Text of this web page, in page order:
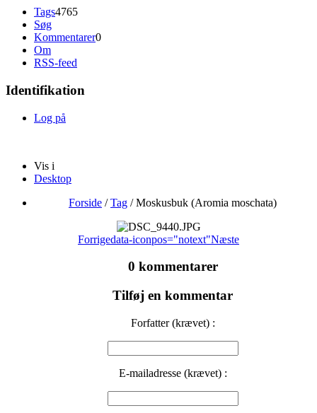
Tags4765
Søg
Kommentarer0
Om
RSS-feed
Identifikation
Log på
Vis i
Desktop
Forside /Tag /Moskusbuk (Aromia moschata)
Forrigedata-iconpos="notext"Næste
0 kommentarer
Tilføj en kommentar
Forfatter (krævet) :
E-mailadresse (krævet) :